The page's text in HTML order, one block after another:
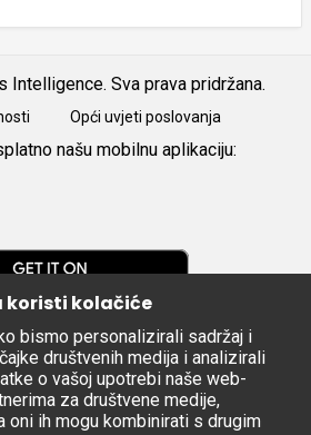
Sva prava pridržana.
Opći uvjeti poslovanja
našu mobilnu aplikaciju:
koristi kolačiće
bismo personalizirali sadržaj i
društvenih medija i analizirali
o vašoj upotrebi naše web-
za društvene medije,
oni ih mogu kombinirati s drugim